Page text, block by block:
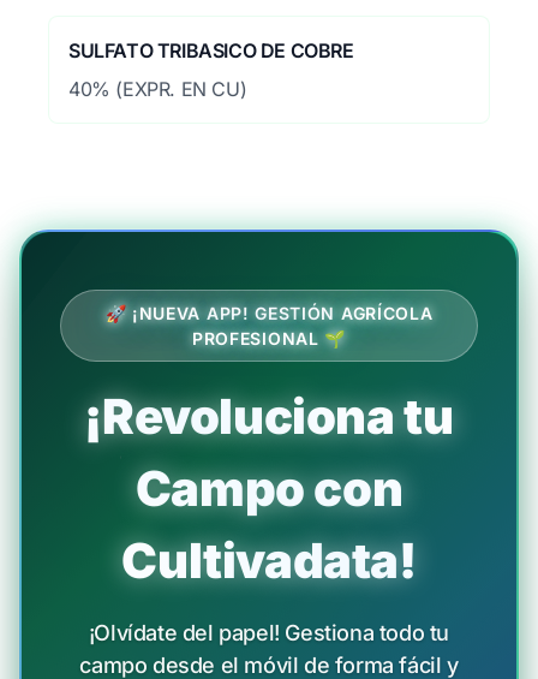
SULFATO TRIBASICO DE COBRE
40% (EXPR. EN CU)
🚀 ¡NUEVA APP! GESTIÓN AGRÍCOLA
PROFESIONAL 🌱
¡Revoluciona tu
Campo con
Cultivadata!
¡Olvídate del papel! Gestiona todo tu
campo desde el móvil de forma fácil y